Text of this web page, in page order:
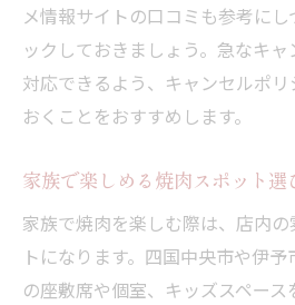
メ情報サイトの口コミも参考に
ックしておきましょう。急なキ
対応できるよう、キャンセルポ
おくことをおすすめします。
家族で楽しめる焼肉スポット選
家族で焼肉を楽しむ際は、店内
トになります。四国中央市や伊
の座敷席や個室、キッズスペース